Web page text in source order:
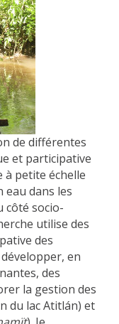
de différentes
et participative
à petite échelle
eau dans les
côté socio-
utilise des
des
en
des
la gestion des
du lac Atitlán) et